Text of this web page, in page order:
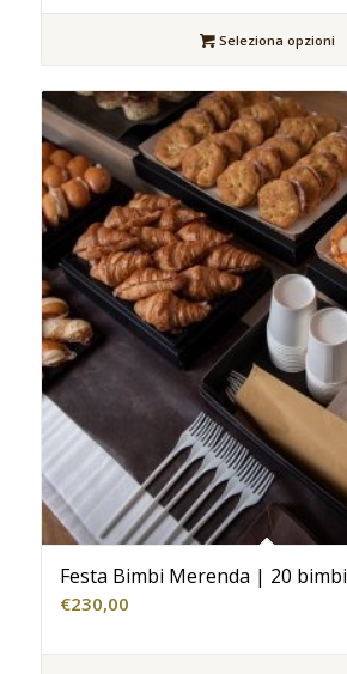
Seleziona opzioni
Festa Bimbi Merenda | 20 bimbi
€230,00